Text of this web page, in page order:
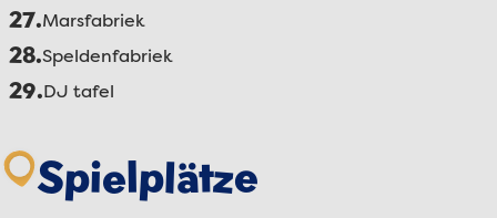
27.Marsfabriek
28.Speldenfabriek
29. DJ tafel
Spielplätze